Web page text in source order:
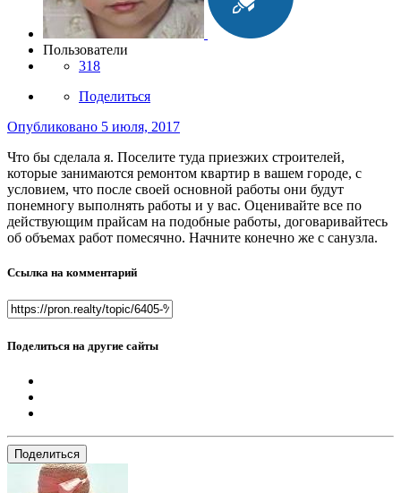
Пользователи
318
Поделиться
Опубликовано 5 июля, 2017
Что бы сделала я. Поселите туда приезжих строителей,
которые занимаются ремонтом квартир в вашем городе, с
условием, что после своей основной работы они будут
понемногу выполнять работы и у вас. Оценивайте все по
действующим прайсам на подобные работы, договаривайтесь
об объемах работ помесячно. Начните конечно же с санузла.
Ссылка на комментарий
Поделиться на другие сайты
Поделиться